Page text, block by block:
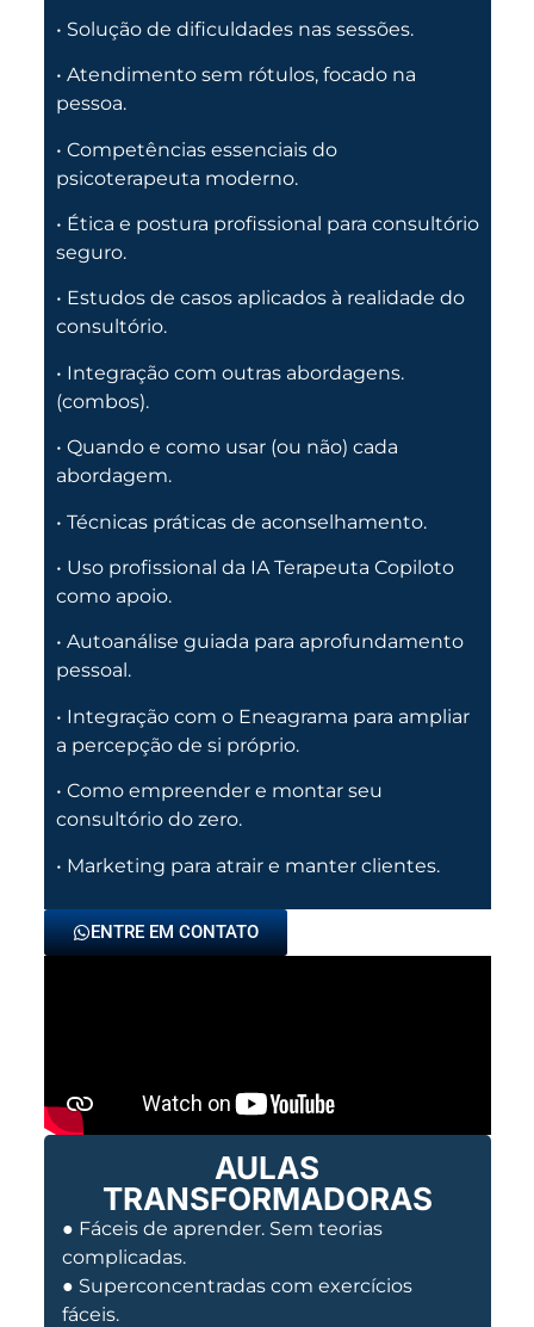
• Solução de dificuldades nas sessões.
• Atendimento sem rótulos, focado na
pessoa.
• Competências essenciais do
psicoterapeuta moderno.
• Ética e postura profissional para consultório
seguro.
• Estudos de casos aplicados à realidade do
consultório.
• Integração com outras abordagens.
(combos).
• Quando e como usar (ou não) cada
abordagem.
• Técnicas práticas de aconselhamento.
• Uso profissional da IA Terapeuta Copiloto
como apoio.
• Autoanálise guiada para aprofundamento
pessoal.
• Integração com o Eneagrama para ampliar
a percepção de si próprio.
• Como empreender e montar seu
consultório do zero.
• Marketing para atrair e manter clientes.
ENTRE EM CONTATO
AULAS
TRANSFORMADORAS
● Fáceis de aprender. Sem teorias
complicadas.
● Superconcentradas com exercícios
fáceis.